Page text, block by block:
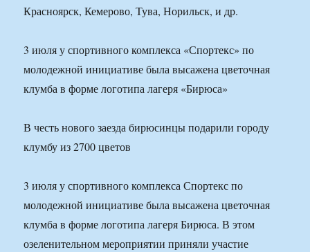
Красноярск, Кемерово, Тува, Норильск, и др.
3 июля у спортивного комплекса «Спортекс» по
молодежной инициативе была высажена цветочная
клумба в форме логотипа лагеря «Бирюса»
В честь нового заезда бирюсинцы подарили городу
клумбу из 2700 цветов
3 июля у спортивного комплекса Спортекс по
молодежной инициативе была высажена цветочная
клумба в форме логотипа лагеря Бирюса. В этом
озеленительном мероприятии приняли участие